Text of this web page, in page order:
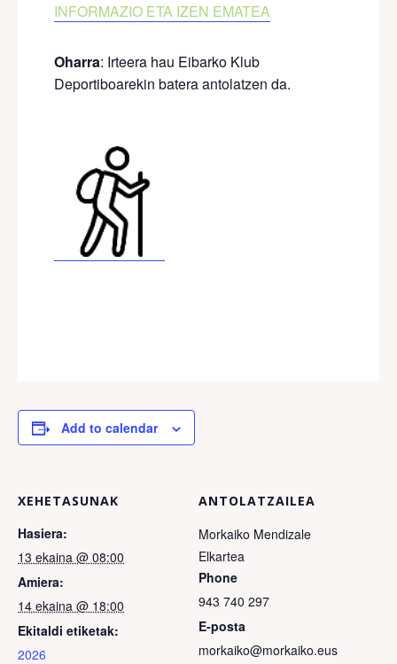
INFORMAZIO ETA IZEN EMATEA
Oharra: Irteera hau Eibarko Klub
Deportiboarekin batera antolatzen da.
Add to calendar
XEHETASUNAK
Hasiera:
13 ekaina @ 08:00
Amiera:
14 ekaina @ 18:00
Ekitaldi etiketak:
2026
ANTOLATZAILEA
Morkaiko Mendizale
Elkartea
Phone
943 740 297
E-posta
morkaiko@morkaiko.eus